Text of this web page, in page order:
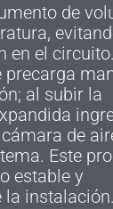
de
en el
precarga
al subir la
de
Este
estable y
la instalación.